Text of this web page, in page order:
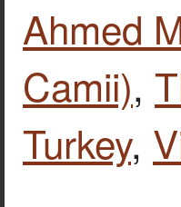
Ahmed
Camii),
Turkey,